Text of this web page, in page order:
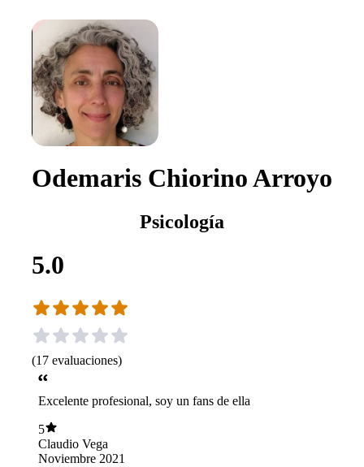
Odemaris Chiorino Arroyo
Psicología
5.0
(17 evaluaciones)
Excelente profesional, soy un fans de ella
5
Claudio Vega
Noviembre 2021